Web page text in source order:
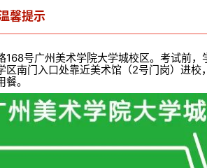
馨提示
号广州美术学院大学城校区。考试前
南门入口处靠近美术馆（2号门岗）进
。